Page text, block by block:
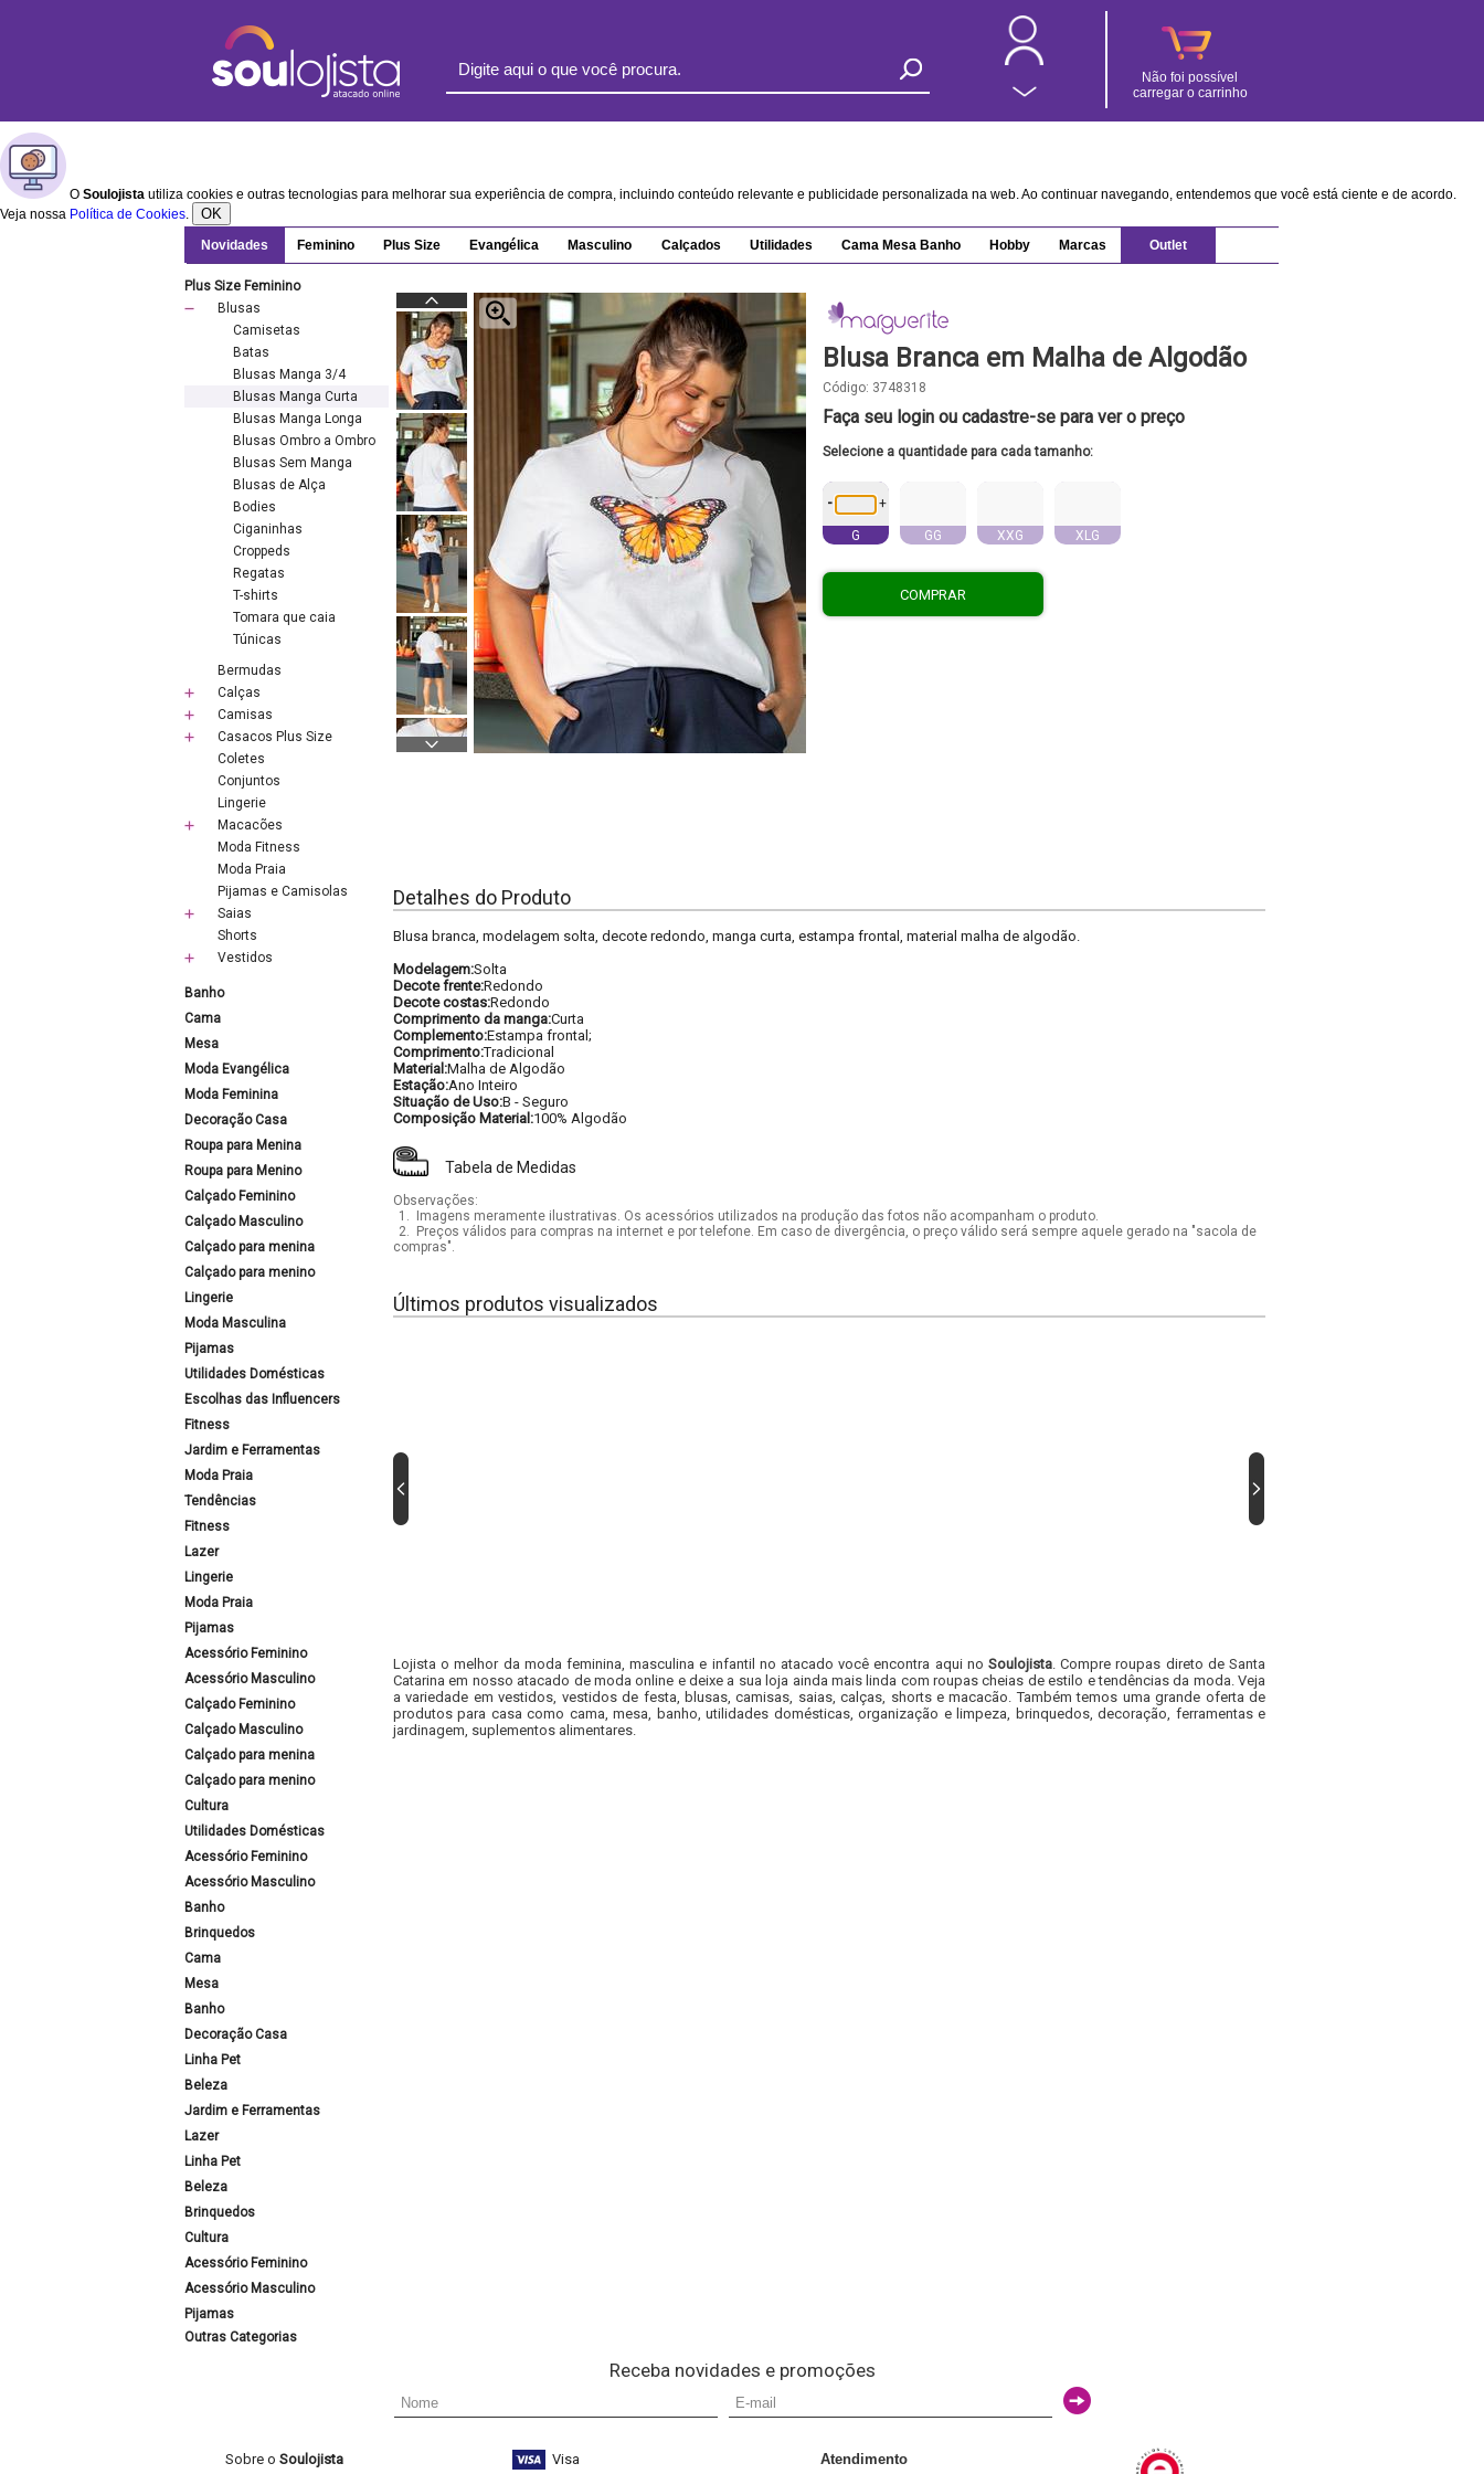
Não foi possível
carregar o carrinho
O Soulojista utiliza cookies e outras tecnologias para melhorar sua experiência de compra, incluindo conteúdo relevante e publicidade personalizada na web. Ao continuar navegando, entendemos que você está ciente e de acordo.
Veja nossa Política de Cookies. OK
Novidades Feminino Plus Size Evangélica Masculino Calçados Utilidades Cama Mesa Banho Hobby Marcas Outlet
Plus Size Feminino
Blusas
Camisetas
Batas
Blusas Manga 3/4
Blusas Manga Curta
Blusas Manga Longa
Blusas Ombro a Ombro
Blusas Sem Manga
Blusas de Alça
Bodies
Ciganinhas
Croppeds
Regatas
T-shirts
Tomara que caia
Túnicas
Bermudas
Calças
Camisas
Casacos Plus Size
Coletes
Conjuntos
Lingerie
Macacões
Moda Fitness
Moda Praia
Pijamas e Camisolas
Saias
Shorts
Vestidos
Banho
Cama
Mesa
Moda Evangélica
Moda Feminina
Decoração Casa
Roupa para Menina
Roupa para Menino
Calçado Feminino
Calçado Masculino
Calçado para menina
Calçado para menino
Lingerie
Moda Masculina
Pijamas
Utilidades Domésticas
Escolhas das Influencers
Fitness
Jardim e Ferramentas
Moda Praia
Tendências
Fitness
Lazer
Lingerie
Moda Praia
Pijamas
Acessório Feminino
Acessório Masculino
Calçado Feminino
Calçado Masculino
Calçado para menina
Calçado para menino
Cultura
Utilidades Domésticas
Acessório Feminino
Acessório Masculino
Banho
Brinquedos
Cama
Mesa
Banho
Decoração Casa
Linha Pet
Beleza
Jardim e Ferramentas
Lazer
Linha Pet
Beleza
Brinquedos
Cultura
Acessório Feminino
Acessório Masculino
Pijamas
Outras Categorias
Blusa Branca em Malha de Algodão
Código: 3748318
Faça seu login ou cadastre-se para ver o preço
Selecione a quantidade para cada tamanho:
- +
G GG XXG XLG
COMPRAR
Detalhes do Produto
Blusa branca, modelagem solta, decote redondo, manga curta, estampa frontal, material malha de algodão.
Modelagem:Solta
Decote frente:Redondo
Decote costas:Redondo
Comprimento da manga:Curta
Complemento:Estampa frontal;
Comprimento:Tradicional
Material:Malha de Algodão
Estação:Ano Inteiro
Situação de Uso:B - Seguro
Composição Material:100% Algodão
Tabela de Medidas
Observações:
1.
Imagens meramente ilustrativas. Os acessórios utilizados na produção das fotos não acompanham o produto.
2.
Preços válidos para compras na internet e por telefone. Em caso de divergência, o preço válido será sempre aquele gerado na "sacola de
compras".
Últimos produtos visualizados
Lojista o melhor da moda feminina, masculina e infantil no atacado você encontra aqui no Soulojista. Compre roupas direto de Santa
Catarina em nosso atacado de moda online e deixe a sua loja ainda mais linda com roupas cheias de estilo e tendências da moda. Veja
a variedade em vestidos, vestidos de festa, blusas, camisas, saias, calças, shorts e macacão. Também temos uma grande oferta de
produtos para casa como cama, mesa, banho, utilidades domésticas, organização e limpeza, brinquedos, decoração, ferramentas e
jardinagem, suplementos alimentares.
Receba novidades e promoções
Sobre o Soulojista Visa Atendimento